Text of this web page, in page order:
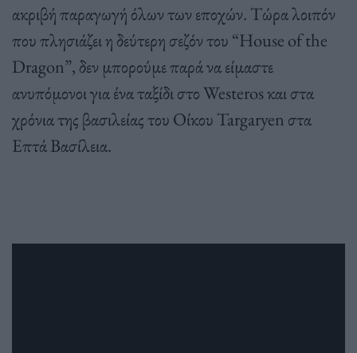
ακριβή παραγωγή όλων των εποχών. Τώρα λοιπόν
που πλησιάζει η δεύτερη σεζόν του “House of the
Dragon”, δεν μπορούμε παρά να είμαστε
ανυπόμονοι για ένα ταξίδι στο Westeros και στα
χρόνια της βασιλείας του Οίκου Targaryen στα
Επτά Βασίλεια.